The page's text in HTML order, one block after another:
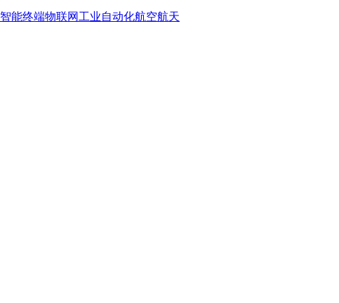
智能终端物联网 工业自动化航空航天